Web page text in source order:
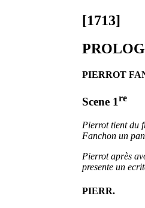
[1713]
PIERROT
Scene 1re
Pierrot tient du
Fanchon un
Pierrot après
presente un
PIERR.